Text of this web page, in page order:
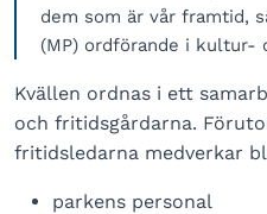
dem som är vår framtid,
(MP) ordförande i kultur-
Kvällen ordnas i ett
och fritidsgårdarna.
fritidsledarna medverkar
parkens personal